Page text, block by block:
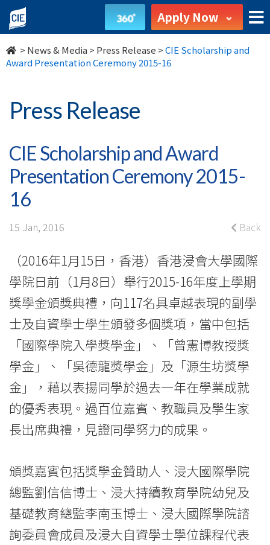
CIE
Scholarship
and
Presentation
Ceremony
2015-
16
News
College
of
International
Education
Kong
Baptist
University
Apply Now
> News & Media > Press Release >CIE Scholarship and
Award Presentation Ceremony 2015-16
Press Release
CIE Scholarship and Award
Presentation Ceremony 2015-
16
15 Jan, 2016 Back
（2016年1月15日，香港）香港浸會大學國際
學院日前（1月8日）舉行2015-16年度上學期
獎學金頒獎典禮，向117名具卓越表現的副學
士及自資學士學生頒發多個獎項，當中包括
「國際學院入學獎學金」、「曾憲博教授獎
學金」、「吳德龍獎學金」及「源生坊獎學
金」，藉以表揚同學於過去一年在學業成就
的優秀表現。過百位嘉賓、教職員及學生家
長出席典禮，見證同學努力的成果。
頒獎嘉賓包括獎學金贊助人、浸大國際學院
總監劉信信博士、浸大持續教育學院幼兒及
基礎教育總監李南玉博士、浸大國際學院諮
詢委員會成員及浸大自資學士學位課程代表